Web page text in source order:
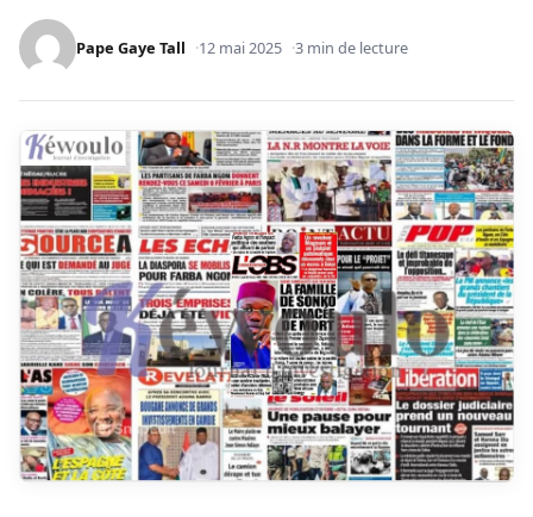
Pape Gaye Tall 12 mai 2025 3 min de lecture